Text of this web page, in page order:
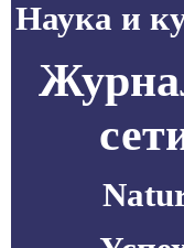
Наука и